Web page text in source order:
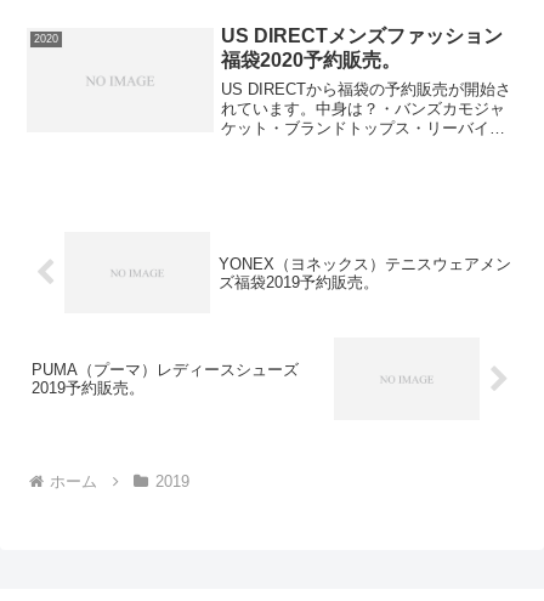
です。●連続・パワフル&ワイドスチーム
で安定したスチームが...
2020
US DIRECTメンズファッション
福袋2020予約販売。
US DIRECTから福袋の予約販売が開始さ
れています。中身は？・バンズカモジャ
ケット・ブランドトップス・リーバイス
YONEX（ヨネックス）テニスウェアメン
ズ福袋2019予約販売。
PUMA（プーマ）レディースシューズ
2019予約販売。
ホーム 2019